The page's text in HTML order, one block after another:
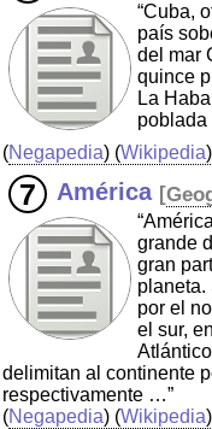
“Cuba,
país
del mar
quince
La
(Negapedia) (Wikipedia
América [
grande
gran
planeta.
por el
el sur,
delimitan al continente
respectivamente …”
(Negapedia) (Wikipedia